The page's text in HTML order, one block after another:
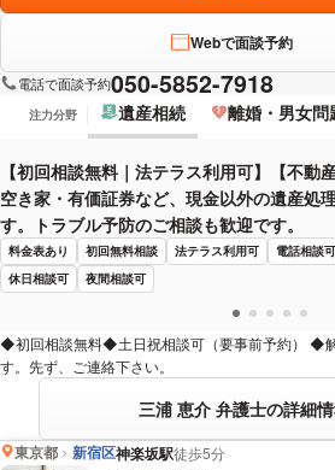
Webで面談予約
電話で面談予約050-5852-7918
注力分野 遺産相続 離婚・男女問
【初回相談無料｜法テラス利用可】【不動
空き家・有価証券など、現金以外の遺産処
す。トラブル予防のご相談も歓迎です。
料金表あり 初回無料相談 法テラス利用可 電話相談可
休日相談可
夜間相談可
◆初回相談無料◆土日祝相談可（要事前予約） ◆
す。先ず、ご連絡下さい。
三浦 恵介 弁護士の詳細
東京都 新宿区神楽坂駅徒歩5分